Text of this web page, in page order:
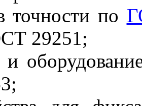
точности по
29251;
и